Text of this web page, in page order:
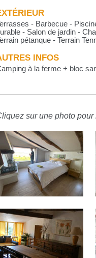
- Barbecue -
- Salon de jardin -
pétanque - Terrain
INFOS
à la ferme + bloc
sur une photo